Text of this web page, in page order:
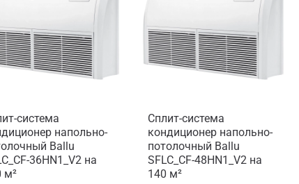
система
напольно-
Ballu
36HN1_V2 на
м²
Сплит-система
кондиционер напольно-
потолочный Ballu
SFLC_CF-48HN1_V2 на
140 м²